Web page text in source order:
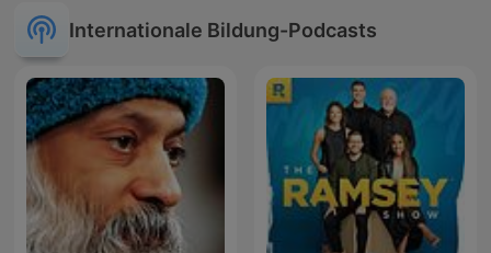
Internationale Bildung-Podcasts